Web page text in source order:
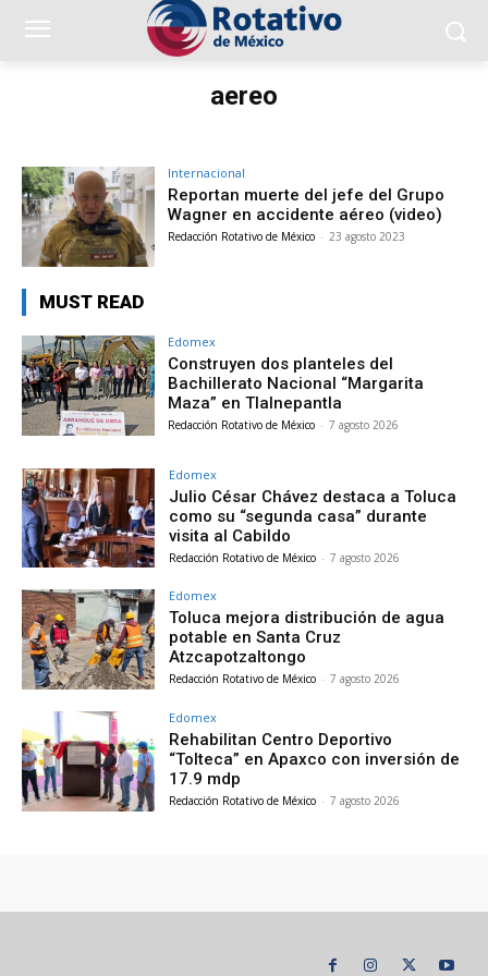
aereo
Internacional
Reportan muerte del jefe del Grupo
Wagner en accidente aéreo (video)
Redacción Rotativo de México - 23 agosto 2023
MUST READ
Edomex
Construyen dos planteles del
Bachillerato Nacional “Margarita
Maza” en Tlalnepantla
Redacción Rotativo de México - 7 agosto 2026
Edomex
Julio César Chávez destaca a Toluca
como su “segunda casa” durante
visita al Cabildo
Redacción Rotativo de México - 7 agosto 2026
Edomex
Toluca mejora distribución de agua
potable en Santa Cruz
Atzcapotzaltongo
Redacción Rotativo de México - 7 agosto 2026
Edomex
Rehabilitan Centro Deportivo
“Tolteca” en Apaxco con inversión de
17.9 mdp
Redacción Rotativo de México - 7 agosto 2026